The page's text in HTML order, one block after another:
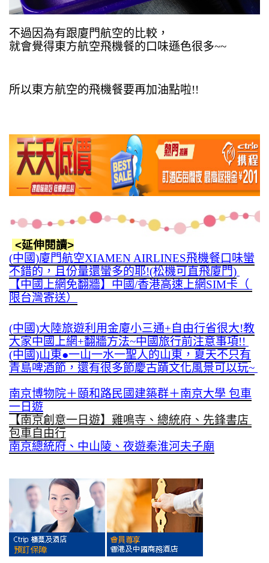
不過因為有跟廈門航空的比較，
就會覺得東方航空飛機餐的口味遜色很多~~
所以東方航空的飛機餐要再加油點啦!!
<延伸閱讀>
(中國)廈門航空XIAMEN AIRLINES飛機餐口味蠻
不錯的，且份量還蠻多的耶!(松機可直飛廈門)
【中國上網免翻牆】中國/香港高速上網SIM卡（
限台灣寄送）
(中國)大陸旅遊利用金廈小三通+自由行省很大!教
大家中國上網+翻牆方法~中國旅行前注意事項!!
(中國)山東●一山一水一聖人的山東，夏天不只有
青島啤酒節，還有很多節慶古蹟文化風景可以玩~
南京博物院＋頤和路民國建築群＋南京大學 包車
一日遊
【南京創意一日遊】雞鳴寺、總統府、先鋒書店
包車自由行
南京總統府、中山陵、夜遊秦淮河夫子廟